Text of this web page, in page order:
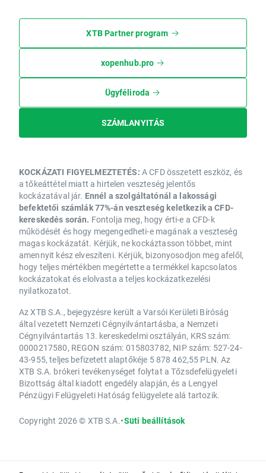
XTB Partner program
xopenhub.pro
Ügyféliroda
SZÁMLANYITÁS
KOCKÁZATI FIGYELMEZTETÉS: A CFD összetett eszköz, és
a tőkeáttétel miatt a hirtelen veszteség jelentős
kockázatával jár. Ennél a szolgáltatónál a lakossági
befektetői számlák 77%-án veszteség keletkezik a CFD-
kereskedés során. Fontolja meg, hogy érti-e a CFD-k
működését és hogy megengedheti-e magának a veszteség
magas kockázatát. Kérjük, ne kockáztasson többet, mint
amennyit kész elveszíteni. Kérjük, bizonyosodjon meg afelől,
hogy teljes mértékben megértette a termékkel kapcsolatos
kockázatokat és elolvasta a teljes kockázatkezelési
nyilatkozatot.
Az XTB S.A., bejegyzésre került a Varsói Kerületi Bíróság
által vezetett Nemzeti Cégnyilvántartásba, a Nemzeti
Cégnyilvántartás 13. kereskedelmi osztályán, KRS szám:
0000217580, REGON szám: 015803782, NIP szám: 527-24-
43-955, teljes befizetett alaptőkéje 5 878 462,55 PLN. Az
XTB S.A. brókeri tevékenységet folytat a Tőzsdefelügyeleti
Bizottság által kiadott engedély alapján, és a Lengyel
Pénzügyi Felügyeleti Hatóság felügyelete alá tartozik.
Copyright 2026 © XTB S.A.•Süti beállítások